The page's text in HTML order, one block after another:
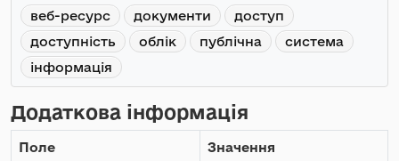
веб-ресурс документи
доступ
доступність
облік публічна
система
інформація
Додаткова інформація
Поле Значення